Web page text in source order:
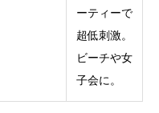
ーティーで
超低刺激。
ビーチや女
子会に。